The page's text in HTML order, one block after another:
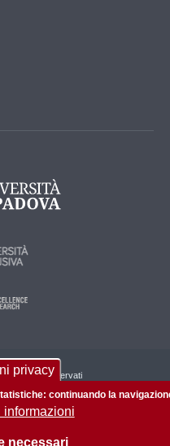
Tutti i diritti riservati
privacy
continuando la
informazioni
necessari